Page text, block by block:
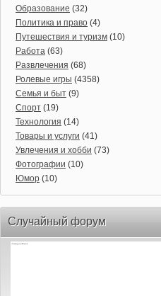
Образование (32)
Политика и право (4)
Путешествия и туризм (10)
Работа (63)
Развлечения (68)
Ролевые игры (4358)
Семья и быт (9)
Спорт (19)
Технология (14)
Товары и услуги (41)
Увлечения и хобби (73)
Фотографии (10)
Юмор (10)
Случайный форум